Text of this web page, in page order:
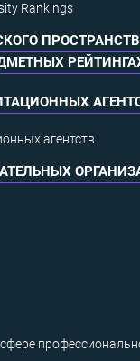
Rankings
агентств